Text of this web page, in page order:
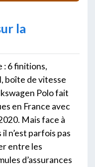
la
: 6 finitions,
boîte de vitesse
Polo fait
en France avec
Mais face à
n’est parfois pas
entre les
d’assurances